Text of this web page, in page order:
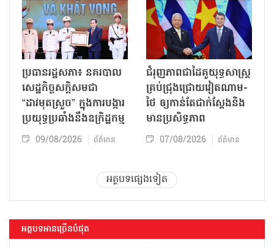
ប្រធានរដ្ឋសភា៖ នគរបាល
សេដ្ឋកិច្ចសក្តិសមជា
“ដាវមុតស្រួច” ក្នុងការបង្ការ
ប្រយុទ្ធប្រឆាំងនឹងឧក្រិដ្ឋកម្ម
09/08/2026 ព័ត៌មាន
ជំរុញភាពជាដៃគូយុទ្ធសាស្ត្រ
គ្រប់ជ្រុងជ្រោយវៀតណាម-
ថៃ ឲ្យកាន់តែជាក់ស្ដែងនិង
មានប្រសិទ្ធភាព
07/08/2026 ព័ត៌មាន
អត្ថបទផ្សេងទៀត
អត្ថបទអានច្រើនបំផុត